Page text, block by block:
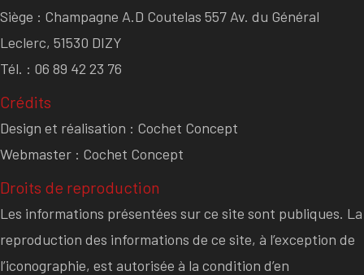
Siège : Champagne A.D Coutelas 557 Av. du Général
Leclerc, 51530 DIZY
Tél. : 06 89 42 23 76
Crédits
Design et réalisation : Cochet Concept
Webmaster : Cochet Concept
Droits de reproduction
Les informations présentées sur ce site sont publiques. La
reproduction des informations de ce site, à l’exception de
l’iconographie, est autorisée à la condition d’en